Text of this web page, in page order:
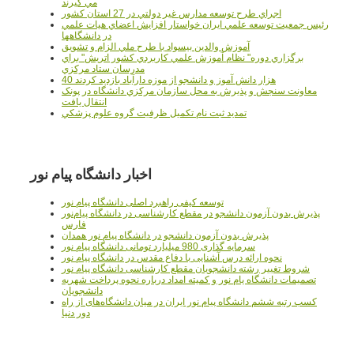
مي گيرند
اجراي طرح توسعه مدارس غير دولتي در 27 استان کشور
رئيس جمعيت توسعه علمي ايران خواستار افزايش اعضاي هيات علمي
در دانشگاهها
آموزش والدين بيسواد با طرح ملي الزام و تشويق
برگزاري دوره" نظام آموزش علمي كاربردي كشور اتريش" براي
مدرسان ستاد مرکزي
40 هزار دانش آموز و دانشجو از موزه دارآباد بازديد کردند
معاونت سنجش و پذيرش به محل سازمان مرکزي دانشگاه در پونک
انتقال يافت
تمديد ثبت نام تکميل ظرفيت گروه علوم پزشکي
اخبار دانشگاه پیام نور
توسعه کیفی راهبرد اصلی دانشگاه پیام نور
پذیرش بدون آزمون دانشجو در مقطع کارشناسی در دانشگاه پیام‌نور
فارس
پذیرش بدون آزمون دانشجو در دانشگاه پیام نور همدان
سرمایه گذاری 980 میلیارد تومانی دانشگاه پیام نور
نحوه ارائه درس آشنایی با دفاع مقدس در دانشگاه پیام نور
شروط تغییر رشته دانشجویان مقطع کارشناسی دانشگاه پیام نور
تصمیمات دانشگاه یام نور و کمیته امداد درباره نحوه پرداخت شهریه
دانشجویان
کسب رتبه ششم دانشگاه پیام نور ایران در میان دانشگاه‌های از راه
دور دنیا